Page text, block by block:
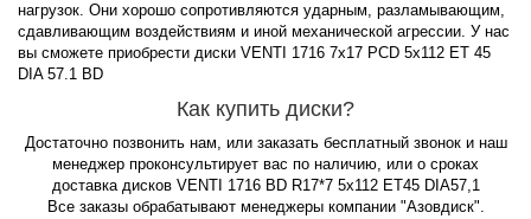
нагрузок. Они хорошо сопротивляются ударным, разламывающим,
сдавливающим воздействиям и иной механической агрессии. У нас
вы сможете приобрести диски VENTI 1716 7x17 PCD 5x112 ET 45
DIA 57.1 BD
Как купить диски?
Достаточно позвонить нам, или заказать бесплатный звонок и наш
менеджер проконсультирует вас по наличию, или о сроках
доставка дисков VENTI 1716 BD R17*7 5x112 ET45 DIA57,1
Все заказы обрабатывают менеджеры компании "Азовдиск".